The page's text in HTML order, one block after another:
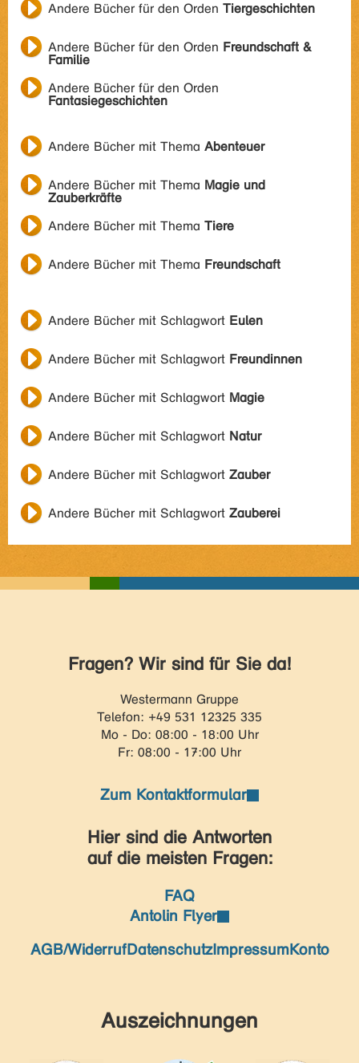
Andere Bücher für den Orden Tiergeschichten
Andere Bücher für den Orden Freundschaft &
Familie
Andere Bücher für den Orden
Fantasiegeschichten
Andere Bücher mit Thema Abenteuer
Andere Bücher mit Thema Magie und
Zauberkräfte
Andere Bücher mit Thema Tiere
Andere Bücher mit Thema Freundschaft
Andere Bücher mit Schlagwort Eulen
Andere Bücher mit Schlagwort Freundinnen
Andere Bücher mit Schlagwort Magie
Andere Bücher mit Schlagwort Natur
Andere Bücher mit Schlagwort Zauber
Andere Bücher mit Schlagwort Zauberei